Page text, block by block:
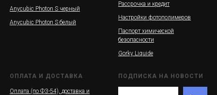
Anycubic Photon S черный
Anycubic Photon S белый
Рассрочка и кредит
Настройки фотополимеров
Паспорт химической
безопасности
Gorky Liquide
ОПЛАТА И ДОСТАВКА
Оплата (по ФЗ-54), доставка и
ПОДПИСКА НА НОВОСТИ